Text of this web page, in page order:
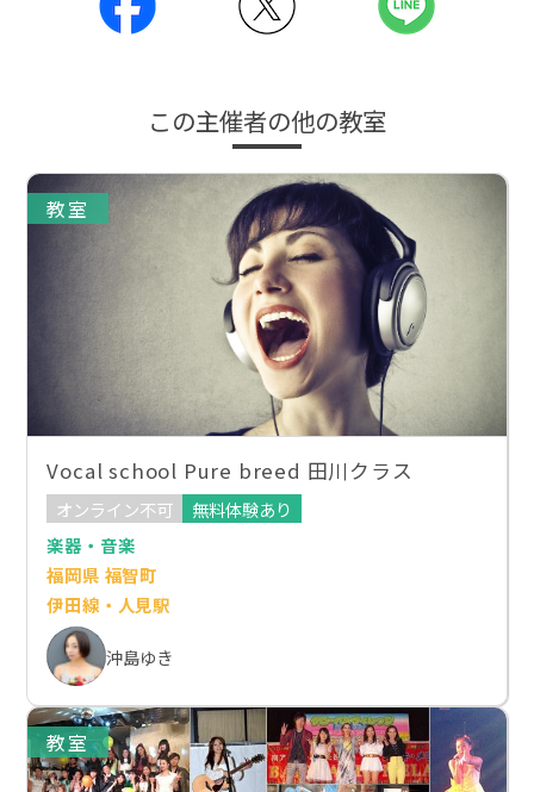
この主催者の他の教室
教室
Vocal school Pure breed 田川クラス
オンライン不可
無料体験あり
楽器・音楽
福岡県 福智町
伊田線・人見駅
沖島ゆき
教室